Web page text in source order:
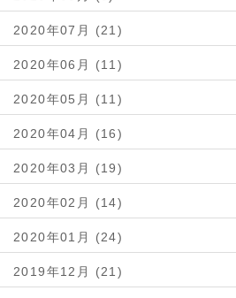
2020年07月 (21)
2020年06月 (11)
2020年05月 (11)
2020年04月 (16)
2020年03月 (19)
2020年02月 (14)
2020年01月 (24)
2019年12月 (21)